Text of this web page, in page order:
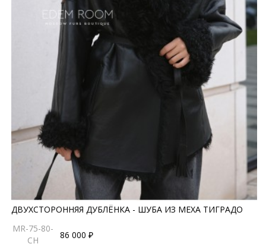
ДВУХСТОРОННЯЯ ДУБЛЁНКА - ШУБА ИЗ МЕХА ТИГРАДО
MR-75-80-
CH
86 000 ₽